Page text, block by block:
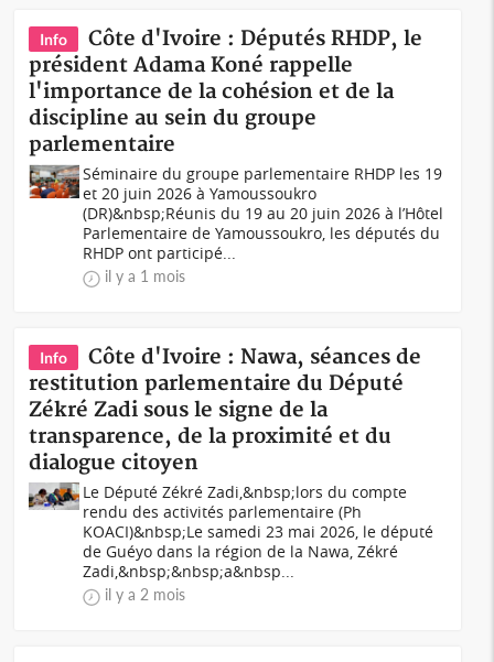
Info
Côte d'Ivoire : Députés RHDP, le
président Adama Koné rappelle
l'importance de la cohésion et de la
discipline au sein du groupe
parlementaire
Séminaire du groupe parlementaire RHDP les 19
et 20 juin 2026 à Yamoussoukro
(DR)&nbsp;Réunis du 19 au 20 juin 2026 à l’Hôtel
Parlementaire de Yamoussoukro, les députés du
RHDP ont participé...
il y a 1 mois
Info
Côte d'Ivoire : Nawa, séances de
restitution parlementaire du Député
Zékré Zadi sous le signe de la
transparence, de la proximité et du
dialogue citoyen
Le Député Zékré Zadi,&nbsp;lors du compte
rendu des activités parlementaire (Ph
KOACI)&nbsp;Le samedi 23 mai 2026, le député
de Guéyo dans la région de la Nawa, Zékré
Zadi,&nbsp;&nbsp;a&nbsp...
il y a 2 mois